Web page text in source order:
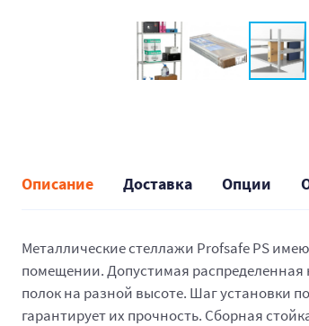
Описание Доставка Опции
Металлические стеллажи Profsafe PS
помещении. Допустимая распределенная
полок на разной высоте. Шаг установки
гарантирует их прочность. Сборная